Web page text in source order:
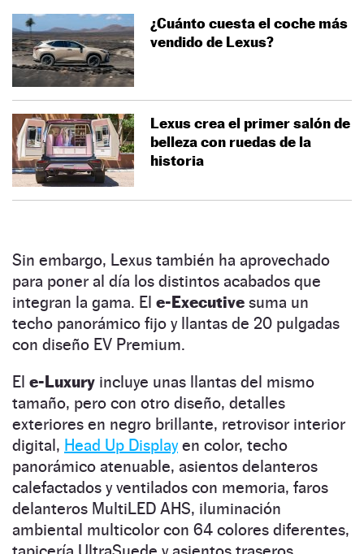
¿Cuánto cuesta el coche más
vendido de Lexus?
Lexus crea el primer salón de
belleza con ruedas de la
historia
Sin embargo, Lexus también ha aprovechado
para poner al día los distintos acabados que
integran la gama. El e-Executive suma un
techo panorámico fijo y llantas de 20 pulgadas
con diseño EV Premium.
El e-Luxury incluye unas llantas del mismo
tamaño, pero con otro diseño, detalles
exteriores en negro brillante, retrovisor interior
digital, Head Up Displayen color, techo
panorámico atenuable, asientos delanteros
calefactados y ventilados con memoria, faros
delanteros MultiLED AHS, iluminación
ambiental multicolor con 64 colores diferentes,